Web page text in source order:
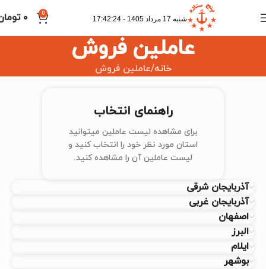
شنبه 17 مرداد 1405 - 17:42:24
0 ۰
عاملین فروش
خانه عاملین فروش
راهنمای انتخاب
برای مشاهده لیست عاملین میتوانید
استان مورد نظر خود را انتخاب کنید و
لیست عاملین آن را مشاهده کنید.
آذربایجان شرقی
آذربایجان غربی
اصفهان
البرز
ایلام
بوشهر